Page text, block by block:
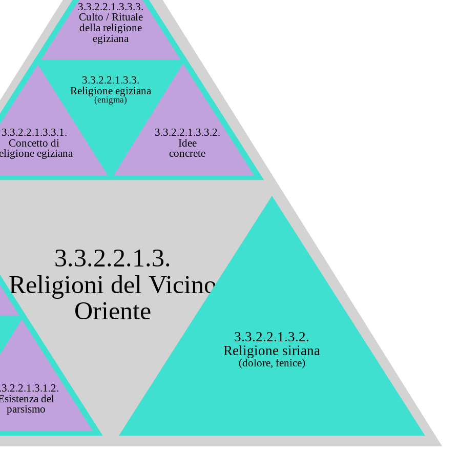
3.3.2.2.1.3.
Religioni del Vicino
Oriente
del
parsismo
3.3.2.2.1.3.2.
Religione siriana
(dolore, fenice)
3.3.2.2.1.3.3.
Religione egiziana
(enigma)
3.3.2.2.1.3.3.1.
Concetto di
egiziana
3.3.2.2.1.3.3.2.
Idee
concrete
3.3.2.2.1.3.3.3.
Culto / Rituale
della religione
egiziana